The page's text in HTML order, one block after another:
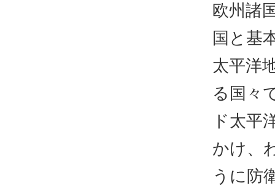
欧州諸
国と基
太平洋
る国々
ド太平
かけ、
うに防